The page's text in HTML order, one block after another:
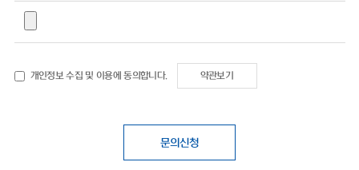
개인정보 수집 및 이용에 동의합니다. 약관보기
문의신청